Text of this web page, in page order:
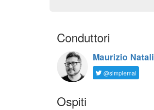
Conduttori
Maurizio Natali
@simplemal
Ospiti